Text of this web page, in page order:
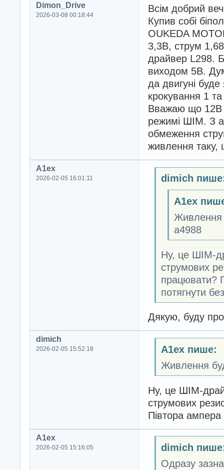
Dimon_Drive
2026-03-08 00:18:44
Всім добрий
Купив собі
OUKEDA
3,3В, струм
драйвер L298.
виходом 5В.
да двигуні
крокування 1
Вважаю що 12В
режимі ШІМ. З
обмеження
живлення таку,
A1ex
2026-02-05 16:01:11 dimich
A1ex
Живлення
а4988
Ну, це ШІМ-
струмових
працювати?
потягнути
Дякую, буду
dimich
2026-02-05 15:52:18
A1ex пише:
Живлення
Ну, це ШІМ-
струмових
Півтора
A1ex
2026-02-05 15:16:05
dimich
Одразу